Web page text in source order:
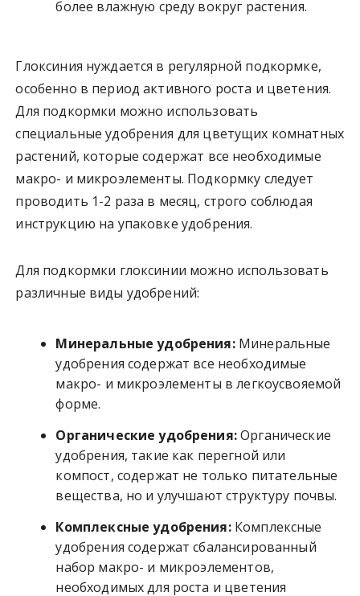
более влажную среду вокруг растения.
Глоксиния нуждается в регулярной подкормке,
особенно в период активного роста и цветения.
Для подкормки можно использовать
специальные удобрения для цветущих комнатных
растений, которые содержат все необходимые
макро- и микроэлементы. Подкормку следует
проводить 1-2 раза в месяц, строго соблюдая
инструкцию на упаковке удобрения.
Для подкормки глоксинии можно использовать
различные виды удобрений:
Минеральные удобрения:Минеральные
удобрения содержат все необходимые
макро- и микроэлементы в легкоусвояемой
форме.
Органические удобрения:Органические
удобрения, такие как перегной или
компост, содержат не только питательные
вещества, но и улучшают структуру почвы.
Комплексные удобрения:Комплексные
удобрения содержат сбалансированный
набор макро- и микроэлементов,
необходимых для роста и цветения